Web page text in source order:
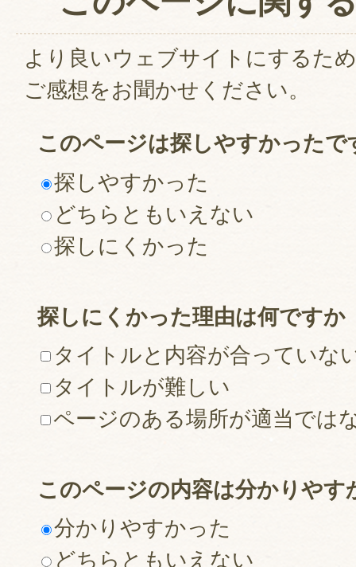
より良いウェブサイトにするた
ご感想をお聞かせください。
このページは探しやすかったで
探しやすかった
どちらともいえない
探しにくかった
探しにくかった理由は何ですか
タイトルと内容が合っていな
タイトルが難しい
ページのある場所が適当では
このページの内容は分かりやす
分かりやすかった
どちらともいえない